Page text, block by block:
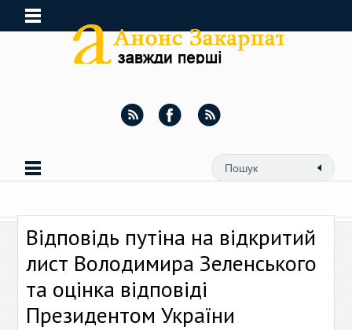
Відповідь путіна на відкритий
лист Володимира Зеленського
та оцінка відповіді
Президентом України